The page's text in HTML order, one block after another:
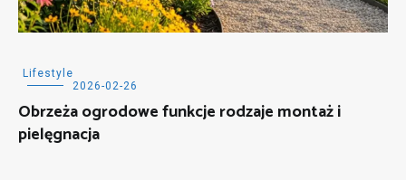
Lifestyle
2026-02-26
Obrzeża ogrodowe funkcje rodzaje montaż i
pielęgnacja